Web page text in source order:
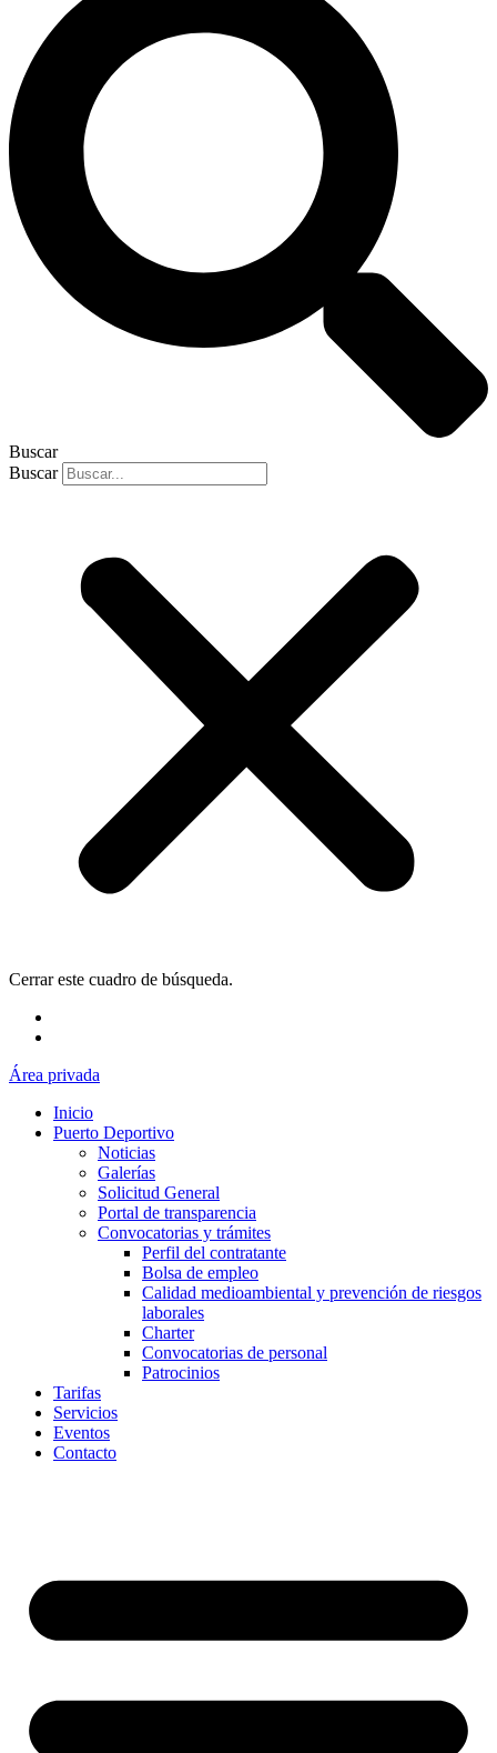
Buscar
Buscar
Cerrar este cuadro de búsqueda.
Área privada
Inicio
Puerto Deportivo
Noticias
Galerías
Solicitud General
Portal de transparencia
Convocatorias y trámites
Perfil del contratante
Bolsa de empleo
Calidad medioambiental y prevención de riesgos
laborales
Charter
Convocatorias de personal
Patrocinios
Tarifas
Servicios
Eventos
Contacto